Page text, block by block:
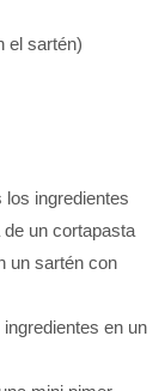
el sartén)
ingredientes
un cortapasta
un sartén con
en un